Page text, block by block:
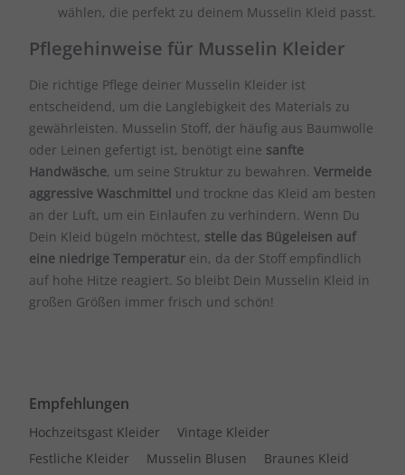
wählen, die perfekt zu deinem Musselin Kleid passt.
Pflegehinweise für Musselin Kleider
Die richtige Pflege deiner Musselin Kleider ist
entscheidend, um die Langlebigkeit des Materials zu
gewährleisten. Musselin Stoff, der häufig aus Baumwolle
oder Leinen gefertigt ist, benötigt eine sanfte
Handwäsche, um seine Struktur zu bewahren. Vermeide
aggressive Waschmittel und trockne das Kleid am besten
an der Luft, um ein Einlaufen zu verhindern. Wenn Du
Dein Kleid bügeln möchtest, stelle das Bügeleisen auf
eine niedrige Temperatur ein, da der Stoff empfindlich
auf hohe Hitze reagiert. So bleibt Dein Musselin Kleid in
großen Größen immer frisch und schön!
Empfehlungen
Hochzeitsgast Kleider
Vintage Kleider
Festliche Kleider
Musselin Blusen
Braunes Kleid